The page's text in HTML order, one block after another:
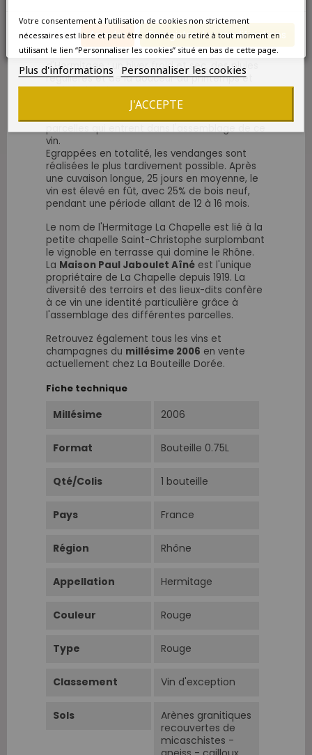
Annuler Enregistrer les modifications
venir !
2006 est un millésime qui a réuni toutes les
conditions pour la production d’un grand vin
d'Hermitage : un hiver froid et sec, des pluies
régulières et de la douceur au printemps et
un été globalement sec avec des nuits
fraîches en août ont permis une excellente
parcelles qui entrent dans l'assemblage de ce
vin.
Egrappées en totalité, les vendanges sont
réalisées le plus tardivement possible. Après
une cuvaison longue, 25 jours en moyenne, le
vin est élevé en fût, avec 25% de bois neuf,
pendant une période allant de 12 à 16 mois.
Le nom de l'Hermitage La Chapelle est lié à la
petite chapelle Saint-Christophe surplombant
le vignoble en terrasse qui domine le Rhône.
La Maison Paul Jaboulet Aîné est l'unique
propriétaire de La Chapelle depuis 1919. La
diversité des terroirs et des lieux-dits confère
à ce vin une identité particulière grâce à
l'assemblage des différentes parcelles.
Retrouvez également tous les vins et
champagnes du millésime 2006 en vente
actuellement chez La Bouteille Dorée.
Fiche technique
Millésime 2006
Format Bouteille 0.75L
Qté/Colis 1 bouteille
Pays France
Région Rhône
Appellation Hermitage
Couleur Rouge
Type Rouge
Classement Vin d'exception
Sols
Arènes granitiques
recouvertes de
micaschistes -
Votre consentement à l’utilisation de cookies non strictement
nécessaires est libre et peut être donnée ou retiré à tout moment en
utilisant le lien “Personnaliser les cookies” situé en bas de cette page.
Plus d'informations Personnaliser les cookies
J'ACCEPTE